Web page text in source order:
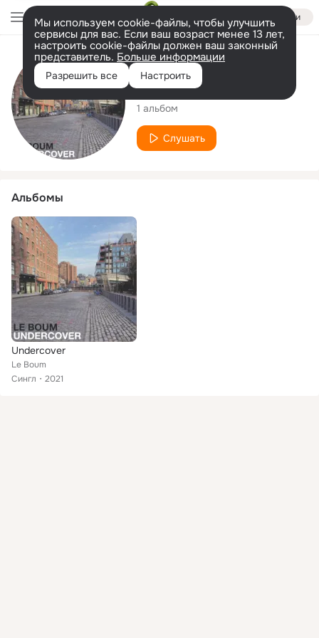
Войти
Мы используем cookie-файлы, чтобы улучшить
сервисы для вас. Если ваш возраст менее 13 лет,
настроить cookie-файлы должен ваш законный
представитель. Больше информации
Разрешить все Настроить
Исполнитель
Le Boum
1 альбом
Слушать
Альбомы
Undercover
Le Boum
Сингл
2021